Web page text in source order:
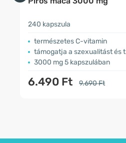
240 kapszula
természetes C-vitamin
támogatja a szexualitást és termékenységet
3000 mg 5 kapszulában
6.490 Ft 9.690 Ft